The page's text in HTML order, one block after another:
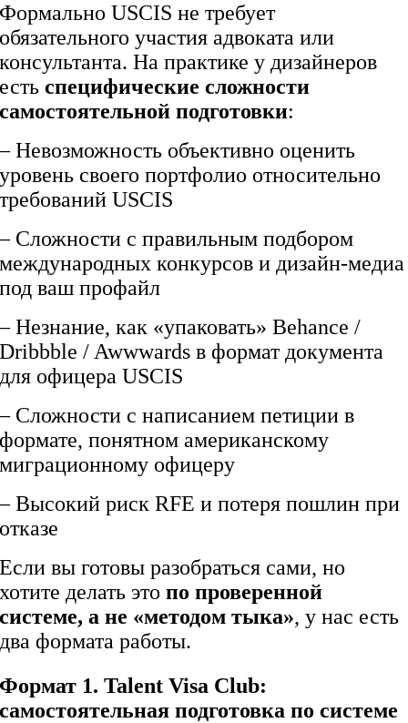
Формально USCIS не требует
обязательного участия адвоката или
консультанта. На практике у дизайнеров
естьспецифические сложности
самостоятельной подготовки:
– Невозможность объективно оценить
уровень своего портфолио относительно
требований USCIS
– Сложности с правильным подбором
международных конкурсов и дизайн-медиа
под ваш профайл
– Незнание, как «упаковать» Behance /
Dribbble / Awwwards в формат документа
для офицера USCIS
– Сложности с написанием петиции в
формате, понятном американскому
миграционному офицеру
– Высокий риск RFE и потеря пошлин при
отказе
Если вы готовы разобраться сами, но
хотите делать этопо проверенной
системе, а не «методом тыка», у нас есть
два формата работы.
Формат 1. Talent Visa Club:
самостоятельная подготовка по системе